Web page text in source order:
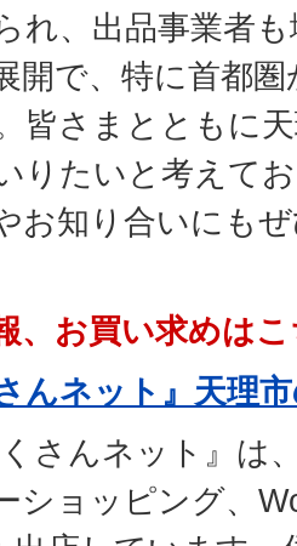
れ、出品事業者
開で、特に首都
皆さまとともに
りたいと考えて
お知り合いにも
、お買い求めは
んネット』天理
さんネット』は
ショッピング、